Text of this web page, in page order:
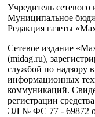
Учредитель сетевого
Муниципальное
Редакция газеты
Сетевое издание
(midag.ru),
службой по надзору в
информационных
коммуникаций.
регистрации
ЭЛ № ФС 77 - 69872